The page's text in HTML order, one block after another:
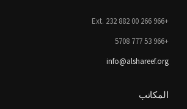
+966 266 00 882 Ext. 232
+966 53 777 5708
info@alshareef.org
المكاتب